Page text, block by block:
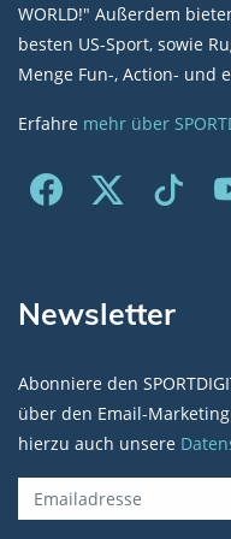
WORLD!" Außerdem
besten US-Sport, sowie
Menge Fun-, Action- und
Erfahre mehr über
Newsletter
Abonniere den
über den Email-
hierzu auch unsere